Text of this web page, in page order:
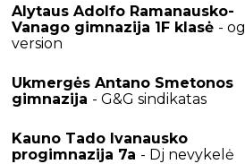
Alytaus Adolfo Ramanausko-
Vanago gimnazija 1F klasė - og
version
Ukmergės Antano Smetonos
gimnazija - G&G sindikatas
Kauno Tado Ivanausko
progimnazija 7a - Dj nevykelė